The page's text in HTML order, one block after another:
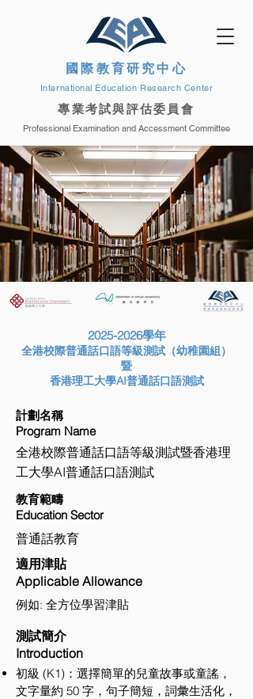
國際教育研究中心
International Education Research Center
專業考試與評估委員會
Professional Examination and Accessment Committee
2025-2026學年
全港校際普通話口語等級測試（幼稚園組）
暨
香港理工大學AI普通話口語測試
計劃名稱
Program Name
全港校際普通話口語等級測試暨香港理
工大學AI普通話口語測試
教育範疇
Education Sector
普通話教育
適用津貼
Applicable Allowance
例如: 全方位學習津貼
測試簡介
Introduction
初級 (K1)：選擇簡單的兒童故事或童謠，
文字量約 50 字，句子簡短，詞彙生活化，